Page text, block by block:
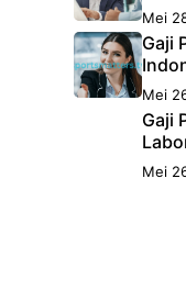
Mei
Gaji
Mei
Gaji
Mei